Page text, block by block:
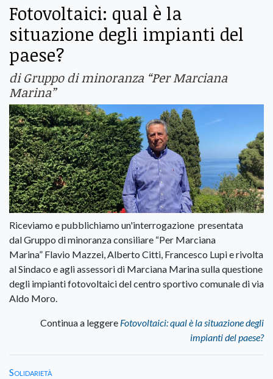
Fotovoltaici: qual è la
situazione degli impianti del
paese?
di Gruppo di minoranza “Per Marciana
Marina”
Riceviamo e pubblichiamo un'interrogazione presentata
dal Gruppo di minoranza consiliare “Per Marciana
Marina” Flavio Mazzei, Alberto Citti, Francesco Lupi e rivolta
al Sindaco e agli assessori di Marciana Marina sulla questione
degli impianti fotovoltaici del centro sportivo comunale di via
Aldo Moro.
Continua a leggere Fotovoltaici: qual è la situazione degli
impianti del paese?
Solidarietà